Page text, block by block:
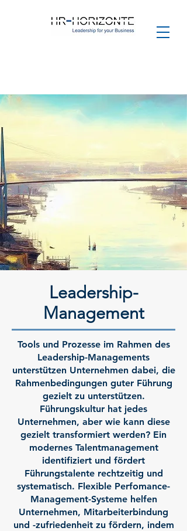
Leadership-
Management
Tools und Prozesse im Rahmen des
Leadership-Managements
unterstützen Unternehmen dabei, die
Rahmenbedingungen guter Führung
gezielt zu unterstützen.
Führungskultur hat jedes
Unternehmen, aber wie kann diese
gezielt transformiert werden? Ein
modernes Talentmanagement
identifiziert und fördert
Führungstalente rechtzeitig und
systematisch. Flexible Perfomance-
Management-Systeme helfen
Unternehmen, Mitarbeiterbindung
und -zufriedenheit zu fördern, indem